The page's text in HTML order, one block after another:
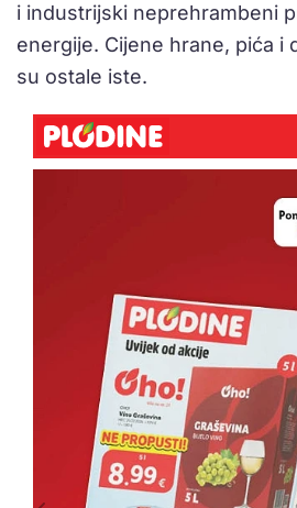
i industrijski neprehrambeni
energije. Cijene hrane, pića i
su ostale iste.